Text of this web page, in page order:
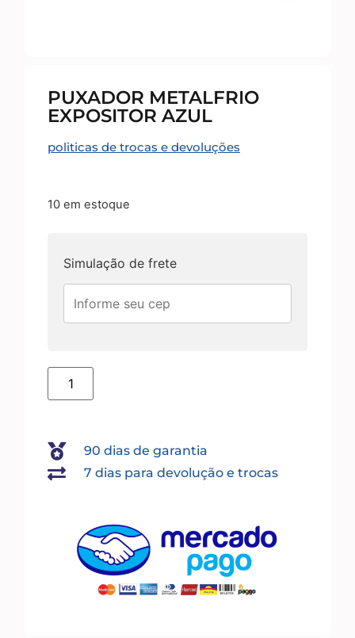
PUXADOR METALFRIO
EXPOSITOR AZUL
politicas de trocas e devoluções
10 em estoque
Simulação de frete
90 dias de garantia
7 dias para devolução e trocas